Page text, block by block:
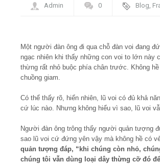
Video
Kiến thức
Marketing - PR
Admin 0 Blog,
Một người đàn ông đi qua chỗ đàn voi đang
ngạc nhiên khi thấy những con voi to lớn
thừng rất nhỏ buộc phía chân trước. Không
chuồng giam.
Có thể thấy rõ, hiển nhiên, lũ voi có đủ khả
cứ lúc nào. Nhưng không hiểu vì sao, lũ voi
Người đàn ông trông thấy người quản tượng
sao lũ voi cứ đứng yên vậy mà không hề có
quản tượng đáp, “khi chúng còn nhỏ,
chúng tôi vẫn dùng loại dây thừng cỡ đó